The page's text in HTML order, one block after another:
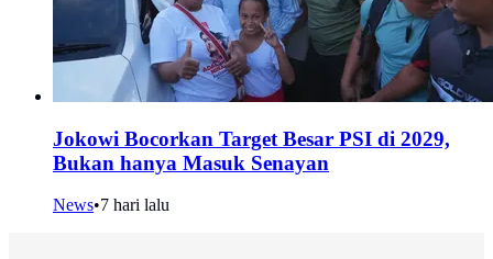
Jokowi Bocorkan Target Besar PSI di 2029,
Bukan hanya Masuk Senayan
News•7 hari lalu